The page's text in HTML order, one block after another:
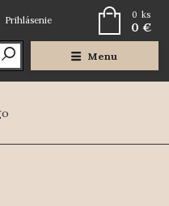
Menu
Prihlásenie 0 ks
0 €